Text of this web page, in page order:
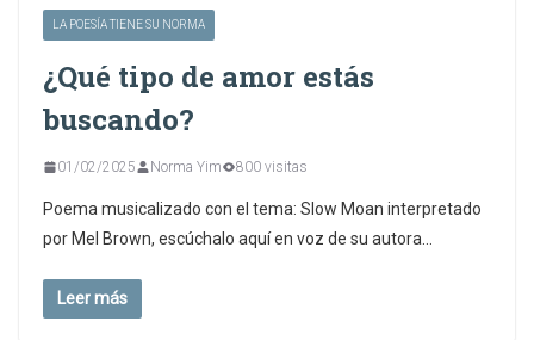
LA POESÍA TIENE SU NORMA
¿Qué tipo de amor estás
buscando?
01/02/2025 Norma Yim 800 visitas
Poema musicalizado con el tema: Slow Moan interpretado
por Mel Brown, escúchalo aquí en voz de su autora…
Leer más